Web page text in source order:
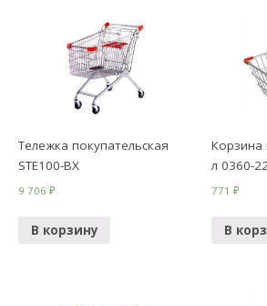
Тележка покупательская
STE100-BX
9 706₽
В корзину
Корзина
л 0360-
771₽
В